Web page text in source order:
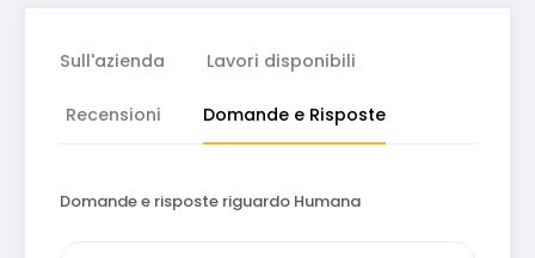
Sull'azienda Lavori disponibili
Recensioni Domande e Risposte
Domande e risposte riguardo Humana